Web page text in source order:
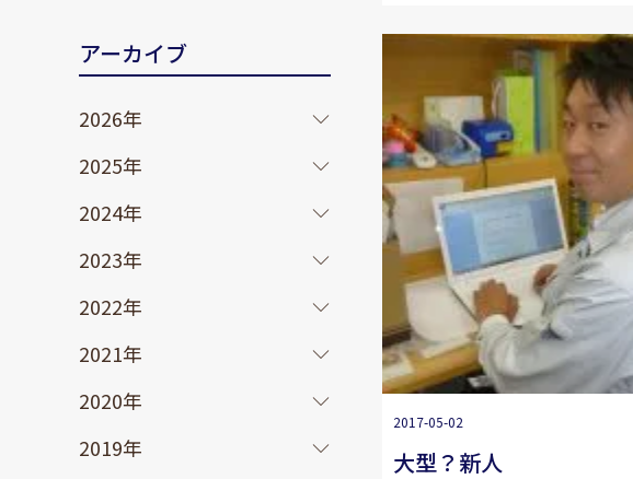
2017-05-02
大型？新人
アーカイブ
2026年
2025年
2024年
2023年
2022年
2021年
2020年
2019年